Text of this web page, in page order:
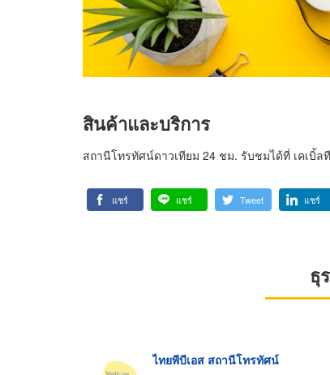
สินค้าและบริการ
สถานีโทรทัศน์ดาวเทียม 24 ชม. รับชมได้ที่ เคเบิ้ล
แชร์ แชร์ Tweet แชร์
ธุ
ไทยพีบีเอส สถานีโทรทัศน์